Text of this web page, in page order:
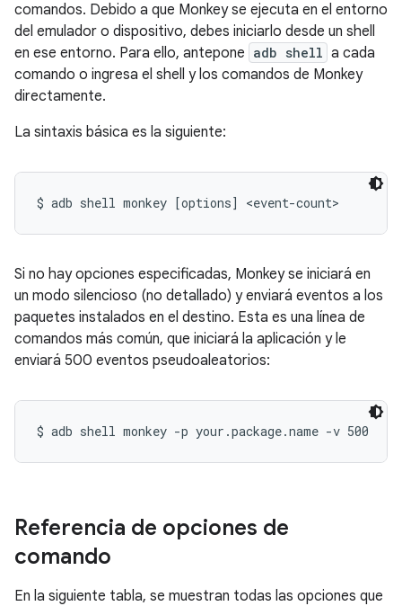
comandos. Debido a que Monkey se ejecuta en el entorno
del emulador o dispositivo, debes iniciarlo desde un shell
en ese entorno. Para ello, antepone adb shell a cada
comando o ingresa el shell y los comandos de Monkey
directamente.
La sintaxis básica es la siguiente:
$ adb shell monkey [options] <event-count>
Si no hay opciones especificadas, Monkey se iniciará en
un modo silencioso (no detallado) y enviará eventos a los
paquetes instalados en el destino. Esta es una línea de
comandos más común, que iniciará la aplicación y le
enviará 500 eventos pseudoaleatorios:
$ adb shell monkey -p your.package.name -v 500
Referencia de opciones de
comando
En la siguiente tabla, se muestran todas las opciones que